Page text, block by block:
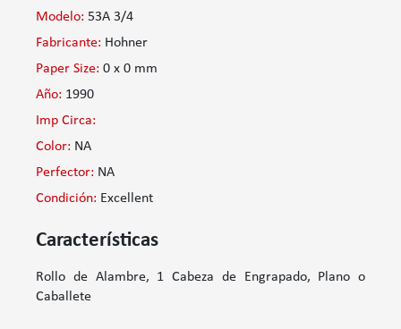
Modelo: 53A 3/4
Fabricante: Hohner
Paper Size: 0 x 0 mm
Año: 1990
Imp Circa:
Color: NA
Perfector: NA
Condición: Excellent
Características
Rollo de Alambre, 1 Cabeza de Engrapado, Plano o
Caballete